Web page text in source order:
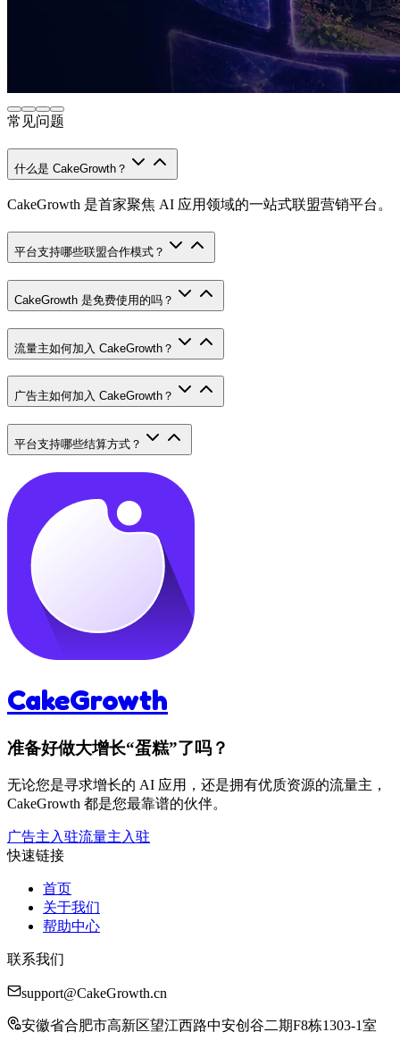
常见问题
什么是 CakeGrowth？
CakeGrowth 是首家聚焦 AI 应用领域的一站式联盟营销平台。
平台支持哪些联盟合作模式？
CakeGrowth 是免费使用的吗？
流量主如何加入 CakeGrowth？
广告主如何加入 CakeGrowth？
平台支持哪些结算方式？
CakeGrowth
准备好做大增长“蛋糕”了吗？
无论您是寻求增长的 AI 应用，还是拥有优质资源的流量主，
CakeGrowth 都是您最靠谱的伙伴。
广告主入驻流量主入驻
快速链接
首页
关于我们
帮助中心
联系我们
support@CakeGrowth.cn
安徽省合肥市高新区望江西路中安创谷二期F8栋1303-1室